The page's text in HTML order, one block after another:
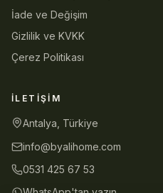
İade ve Değişim
Gizlilik ve KVKK
Çerez Politikası
İLETIŞIM
Antalya, Türkiye
info@byalihome.com
0531 425 67 53